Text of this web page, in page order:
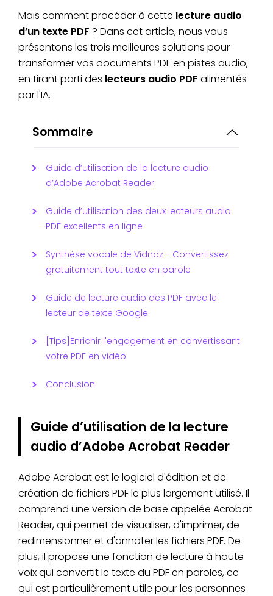
Mais comment procéder à cette lecture audio
d’un texte PDF ? Dans cet article, nous vous
présentons les trois meilleures solutions pour
transformer vos documents PDF en pistes audio,
en tirant parti des lecteurs audio PDF alimentés
par l'IA.
Sommaire
Guide d’utilisation de la lecture audio
d’Adobe Acrobat Reader
Guide d’utilisation des deux lecteurs audio
PDF excellents en ligne
Synthèse vocale de Vidnoz - Convertissez
gratuitement tout texte en parole
Guide de lecture audio des PDF avec le
lecteur de texte Google
[Tips]Enrichir l'engagement en convertissant
votre PDF en vidéo
Conclusion
Guide d’utilisation de la lecture
audio d’Adobe Acrobat Reader
Adobe Acrobat est le logiciel d'édition et de
création de fichiers PDF le plus largement utilisé. Il
comprend une version de base appelée Acrobat
Reader, qui permet de visualiser, d'imprimer, de
redimensionner et d'annoter les fichiers PDF. De
plus, il propose une fonction de lecture à haute
voix qui convertit le texte du PDF en paroles, ce
qui est particulièrement utile pour les personnes